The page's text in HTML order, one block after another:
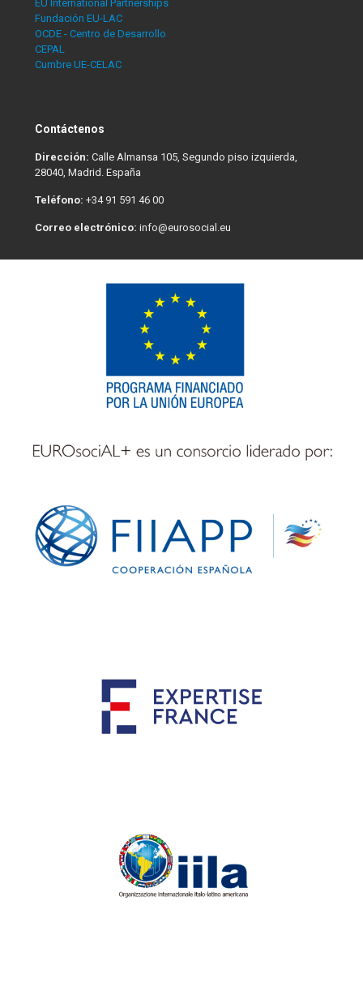
EU International Partnerships
Fundación EU-LAC
OCDE - Centro de Desarrollo
CEPAL
Cumbre UE-CELAC
Contáctenos
Dirección: Calle Almansa 105, Segundo piso izquierda,
28040, Madrid. España
Teléfono: +34 91 591 46 00
Correo electrónico: info@eurosocial.eu